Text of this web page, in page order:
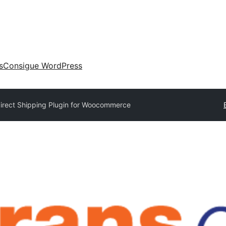
Consigue WordPress
Shipping Plugin for Woocommerce